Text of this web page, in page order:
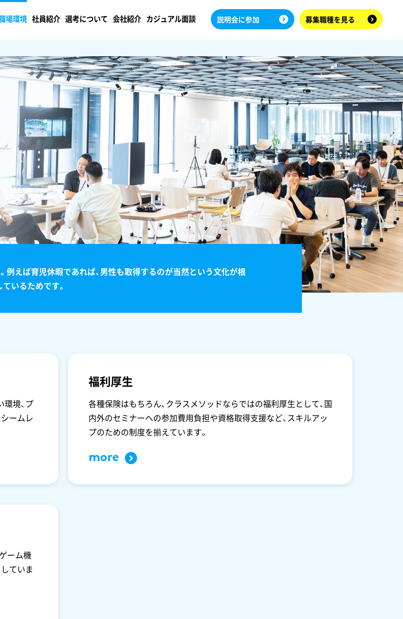
場環境 社員紹介 選考について 会社紹介 カジュアル面談 説明会に参加 募集職種を見る
えば育児休暇であれば、男性も取得するのが当然という文化が根
いるためです。
境、プ
ームレ
福利厚生
各種保険はもちろん、クラスメソッドならではの福利厚生として、国
内外のセミナーへの参加費用負担や資格取得支援など、スキルアッ
プのための制度を揃えています。
more
ーム機
ていま